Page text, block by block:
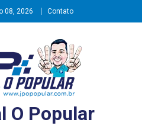
08, 2026 Contato
O Popular